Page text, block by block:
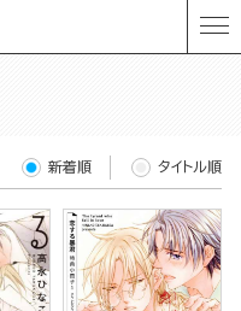
新着順 タイトル順